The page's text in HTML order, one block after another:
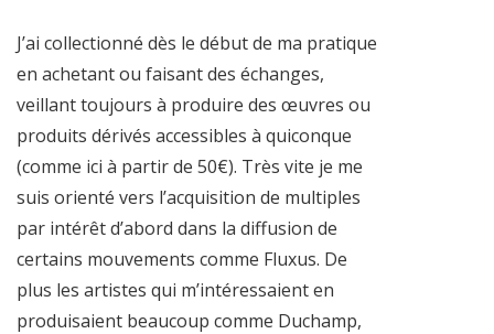
J’ai collectionné dès le début de ma pratique
en achetant ou faisant des échanges,
veillant toujours à produire des œuvres ou
produits dérivés accessibles à quiconque
(comme ici à partir de 50€). Très vite je me
suis orienté vers l’acquisition de multiples
par intérêt d’abord dans la diffusion de
certains mouvements comme Fluxus. De
plus les artistes qui m’intéressaient en
produisaient beaucoup comme Duchamp,